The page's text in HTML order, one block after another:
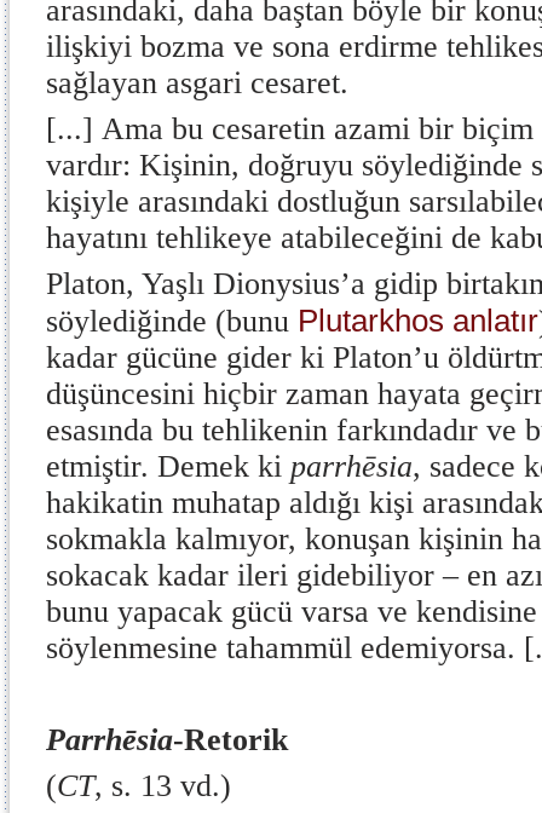
arasındaki, daha baştan böyle bir
ilişkiyi bozma ve sona erdirme
sağlayan asgari cesaret.
[...] Ama bu cesaretin azami bir biçim
vardır: Kişinin, doğruyu söylediğinde
kişiyle arasındaki dostluğun
hayatını tehlikeye atabileceğini de
Platon, Yaşlı Dionysius’a gidip
söylediğinde (bunu Plutarkhos anlatır
kadar gücüne gider ki Platon’u
düşüncesini hiçbir zaman hayata
esasında bu tehlikenin farkındadır ve
etmiştir. Demek ki parrhēsia, sadece
hakikatin muhatap aldığı kişi
sokmakla kalmıyor, konuşan kişinin
sokacak kadar ileri gidebiliyor – en
bunu yapacak gücü varsa ve
söylenmesine tahammül edemiyorsa.
Parrhēsia-Retorik
(CT, s. 13 vd.)